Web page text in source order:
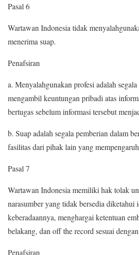
Pasal 6
Wartawan Indonesia tidak
menerima suap.
Penafsiran
a. Menyalahgunakan profesi adalah
mengambil keuntungan pribadi atas
bertugas sebelum informasi tersebut
b. Suap adalah segala pemberian dalam
fasilitas dari pihak lain yang
Pasal 7
Wartawan Indonesia memiliki hak tolak
narasumber yang tidak bersedia diketahui
keberadaannya, menghargai ketentuan
belakang, dan off the record sesuai
Penafsiran